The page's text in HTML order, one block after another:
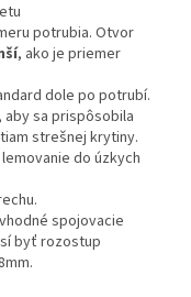
potrubia. Otvor
, ako je priemer
dole po potrubí.
sa prispôsobila
strešnej krytiny.
do úzkych
spojovacie
byť rozostup